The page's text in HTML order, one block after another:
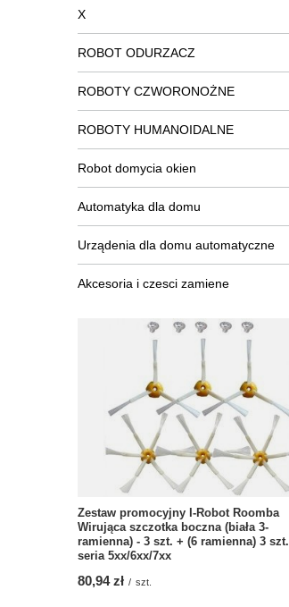
X
ROBOT ODURZACZ
ROBOTY CZWORONOŻNE
ROBOTY HUMANOIDALNE
Robot domycia okien
Automatyka dla domu
Urządenia dla domu automatyczne
Akcesoria i czesci zamiene
Zestaw promocyjny I-Robot Roomba
Wirująca szczotka boczna (biała 3-
ramienna) - 3 szt. + (6 ramienna) 3 szt.
seria 5xx/6xx/7xx
80,94 zł / szt.